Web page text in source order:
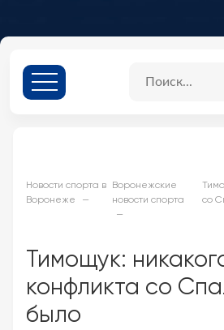
Новости спорта в
Воронеже
Воронежские
новости спорта
со
Тимощук:
конфликта со
было